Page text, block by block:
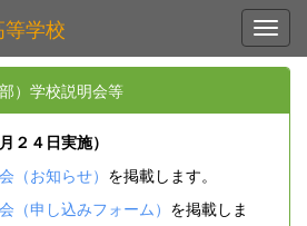
学校
）学校説明会等
２４日実施）
（お知らせ） を掲載します。
（申し込みフォーム） を掲載しま